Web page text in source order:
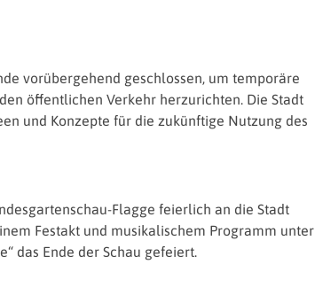
vorübergehend geschlossen, um temporäre
öffentlichen Verkehr herzurichten. Die Stadt
und Konzepte für die zukünftige Nutzung des
Flagge feierlich an die Stadt
Festakt und musikalischem Programm unter
das Ende der Schau gefeiert.